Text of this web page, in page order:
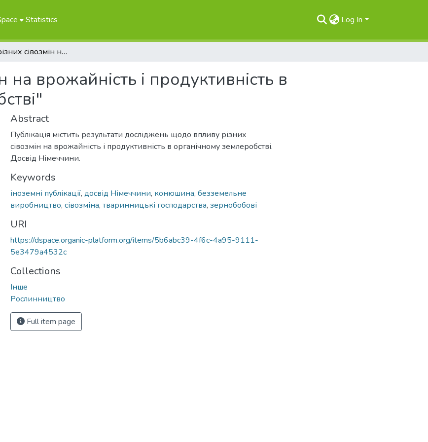
Statistics Log In
"Вплив різних сівозмін на врожайність і продуктивність в органічному землеробстві"
на врожайність і продуктивність в
Abstract
Публікація містить результати досліджень щодо впливу різних
сівозмін на врожайність і продуктивність в органічному землеробстві.
Досвід Німеччини.
Keywords
іноземні публікації, досвід Німеччини, конюшина, безземельне
виробництво, сівозміна, тваринницькі господарства, зернобобові
URI
https://dspace.organic-platform.org/items/5b6abc39-4f6c-4a95-9111-
5e3479a4532c
Collections
Інше
Рослинництво
Full item page